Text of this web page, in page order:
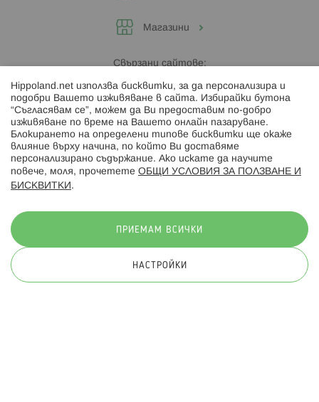
Магазини
Свързани сайтове:
Hippoland.ro
Последвайте ни:
© 2026 Hippoland.net. Всички права запазени
Hippoland.net използва бисквитки, за да персонализира и
подобри Вашето изживяване в сайта. Избирайки бутона
“Съгласявам се”, можем да Ви предоставим по-добро
изживяване по време на Вашето онлайн пазаруване.
Блокирането на определени типове бисквитки ще окаже
влияние върху начина, по който Ви доставяме
персонализирано съдържание. Ако искате да научите
повече, моля, прочетете ОБЩИ УСЛОВИЯ ЗА ПОЛЗВАНЕ И
БИСКВИТКИ .
ПРИЕМАМ ВСИЧКИ
НАСТРОЙКИ